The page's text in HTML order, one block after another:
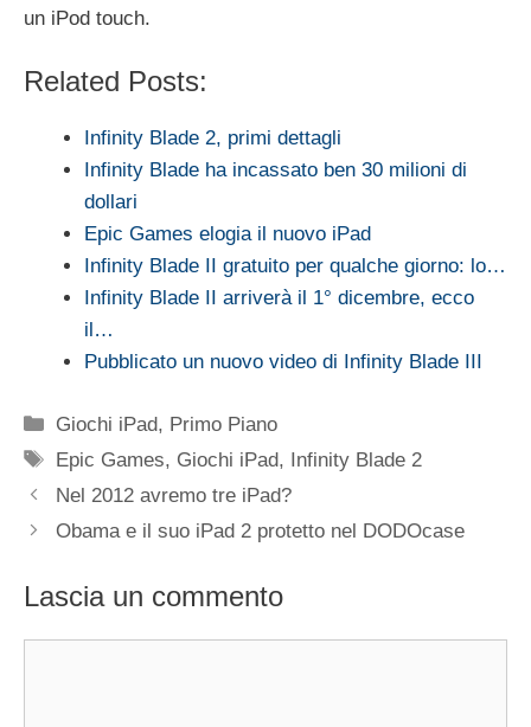
un iPod touch.
Related Posts:
Infinity Blade 2, primi dettagli
Infinity Blade ha incassato ben 30 milioni di
dollari
Epic Games elogia il nuovo iPad
Infinity Blade II gratuito per qualche giorno: lo…
Infinity Blade II arriverà il 1° dicembre, ecco
il…
Pubblicato un nuovo video di Infinity Blade III
Categorie
Giochi iPad, Primo Piano
Tag
Epic Games, Giochi iPad,
Infinity Blade 2
Nel 2012 avremo tre iPad?
Obama e il suo iPad 2 protetto nel DODOcase
Lascia un commento